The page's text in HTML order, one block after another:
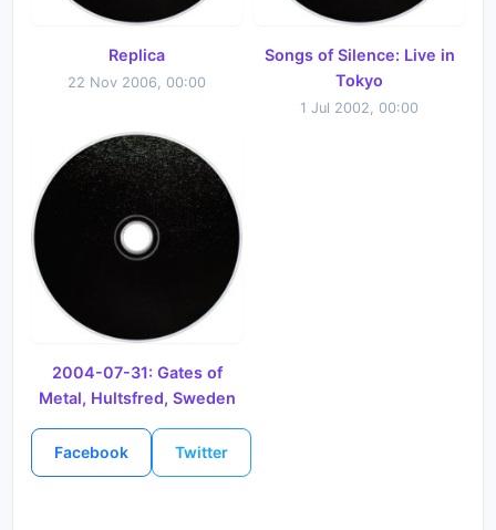
Replica
22 Nov 2006, 00:00
Songs of Silence: Live in
Tokyo
1 Jul 2002, 00:00
2004-07-31: Gates of
Metal, Hultsfred, Sweden
Facebook Twitter